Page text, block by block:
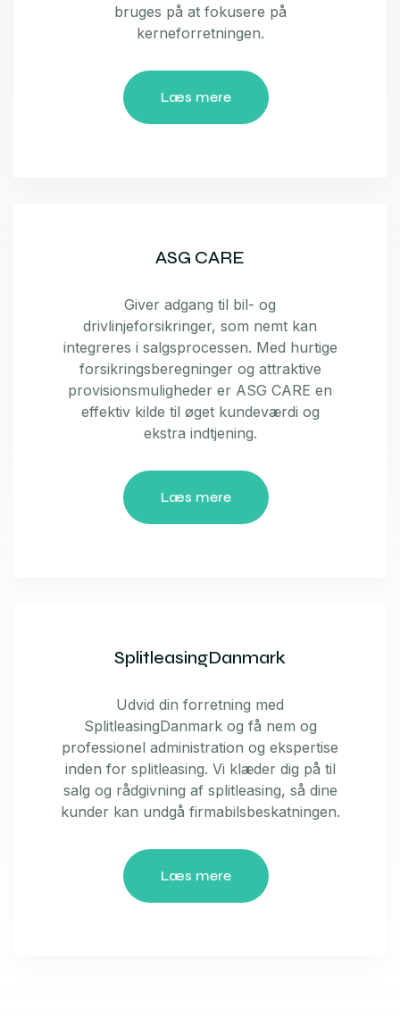
bruges på at fokusere på
kerneforretningen.
Læs mere
ASG CARE
Giver adgang til bil- og
drivlinjeforsikringer, som nemt kan
integreres i salgsprocessen. Med hurtige
forsikringsberegninger og attraktive
provisionsmuligheder er ASG CARE en
effektiv kilde til øget kundeværdi og
ekstra indtjening.
Læs mere
SplitleasingDanmark
Udvid din forretning med
SplitleasingDanmark og få nem og
professionel administration og ekspertise
inden for splitleasing. Vi klæder dig på til
salg og rådgivning af splitleasing, så dine
kunder kan undgå firmabilsbeskatningen.
Læs mere